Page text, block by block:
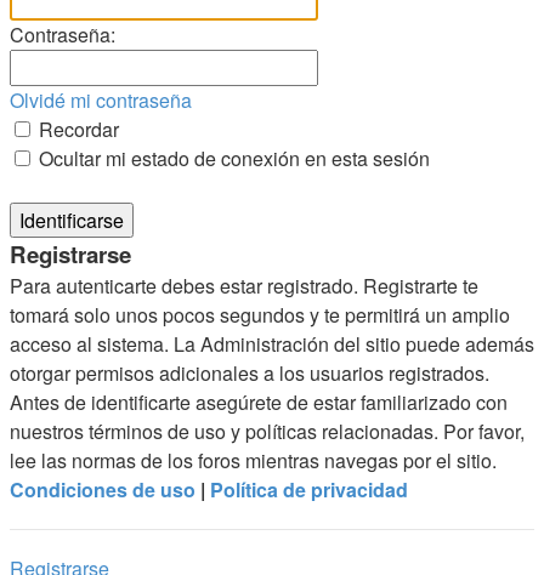
Contraseña:
Olvidé mi contraseña
Recordar
Ocultar mi estado de conexión en esta sesión
Registrarse
Para autenticarte debes estar registrado. Registrarte te
tomará solo unos pocos segundos y te permitirá un amplio
acceso al sistema. La Administración del sitio puede además
otorgar permisos adicionales a los usuarios registrados.
Antes de identificarte asegúrete de estar familiarizado con
nuestros términos de uso y políticas relacionadas. Por favor,
lee las normas de los foros mientras navegas por el sitio.
Condiciones de uso | Política de privacidad
Registrarse